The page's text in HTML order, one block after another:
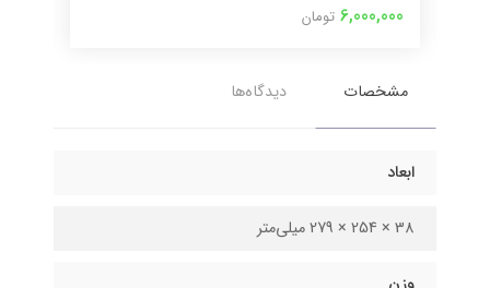
6,000,000 تومان
مشخصات دیدگاه‌ها
ابعاد
38 × 254 × 279 میلی‌متر